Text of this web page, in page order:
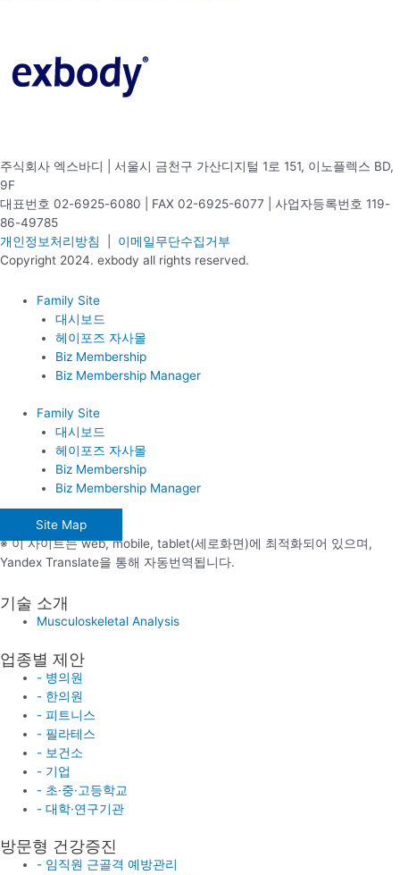
주식회사 엑스바디 | 서울시 금천구 가산디지털 1로 151, 이노플렉스 BD,
9F
대표번호 02-6925-6080 | FAX 02-6925-6077 | 사업자등록번호 119-
86-49785
개인정보처리방침
이메일무단수집거부
Copyright 2024. exbody all rights reserved.
Family Site
대시보드
헤이포즈 자사몰
Biz Membership
Biz Membership Manager
Family Site
대시보드
헤이포즈 자사몰
Biz Membership
Biz Membership Manager
Site Map
※ 이 사이트는 web, mobile, tablet(세로화면)에 최적화되어 있으며,
Yandex Translate을 통해 자동번역됩니다.
기술 소개
Musculoskeletal Analysis
업종별 제안
- 병의원
- 한의원
- 피트니스
- 필라테스
- 보건소
- 기업
- 초·중·고등학교
- 대학·연구기관
방문형 건강증진
- 임직원 근골격 예방관리